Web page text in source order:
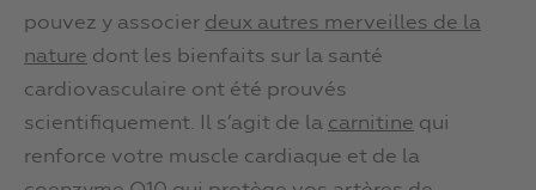
pouvez y associer deux autres merveilles de la
nature dont les bienfaits sur la santé
cardiovasculaire ont été prouvés
scientifiquement. Il s’agit de la carnitine qui
renforce votre muscle cardiaque et de la